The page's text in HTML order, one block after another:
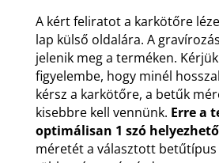
A kért feliratot a karkötőre
lap külső oldalára. A
jelenik meg a terméken.
figyelembe, hogy minél
kérsz a karkötőre, a betűk
kisebbre kell vennünk. Erre a
optimálisan 1 szó
méretét a választott betűtípus